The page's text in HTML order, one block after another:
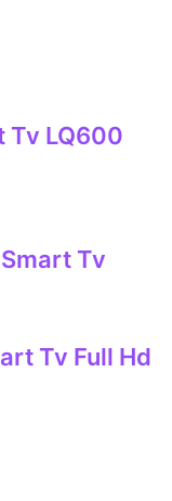
Tv LQ600
Tv
Tv Full Hd